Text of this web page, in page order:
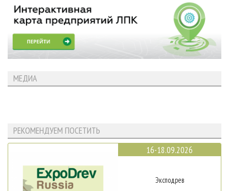
МЕДИА
РЕКОМЕНДУЕМ ПОСЕТИТЬ
16-18.09.2026
Эксподрев